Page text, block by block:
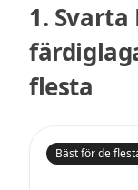
1. Svarta
flesta
Bäst för de